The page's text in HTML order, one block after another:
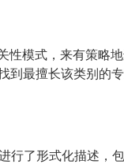
性模式，来有策略
到最擅长该类别的
行了形式化描述，